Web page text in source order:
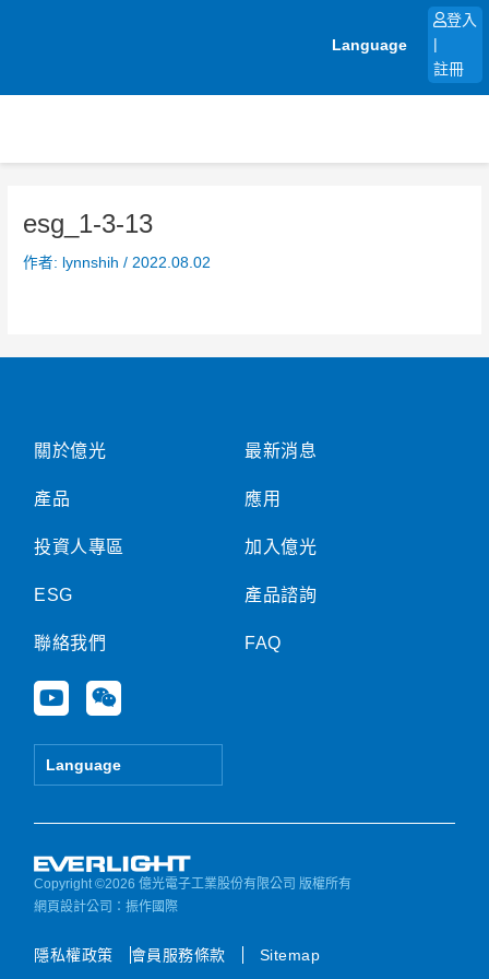
Language
登入
註冊
esg_1-3-13
作者: lynnshih/ 2022.08.02
關於億光
產品
投資人專區
ESG
聯絡我們
Y
o
u
e
W
e
i
Language
最新消息
應用
加入億光
產品諮詢
FAQ
Copyright ©2026 億光電子工業股份有限公司 版權所有
網頁設計公司 ：振作國際
隱私權政策 會員服務條款 Sitemap